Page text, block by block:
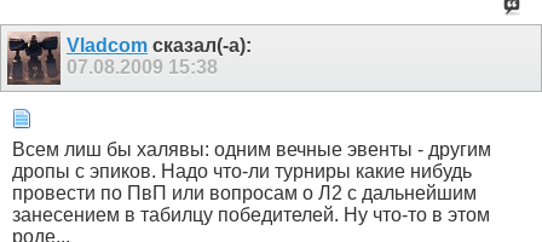
Vladcom сказал(-а):
07.08.2009 15:38
Всем лиш бы халявы: одним вечные эвенты - другим
дропы с эпиков. Надо что-ли турниры какие нибудь
провести по ПвП или вопросам о Л2 с дальнейшим
занесением в табилцу победителей. Ну что-то в этом
роде...